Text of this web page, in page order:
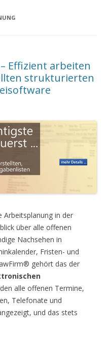
Effizient arbeiten
strukturierten
Arbeitsplanung in der
über alle offenen
Nachsehen in
Fristen- und
gehört das der
alle offenen Termine,
Telefonate und
und das stets